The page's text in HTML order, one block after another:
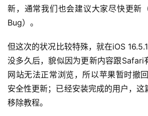
新，通常我们也会建议大家尽快更新
Bug）。
但这次的状况比较特殊，就在iOS
没多久后，貌似因为更新内容跟Safari
网站无法正常浏览，所以苹果暂时撤回
安全性更新；已经安装完成的用户，
移除教程。